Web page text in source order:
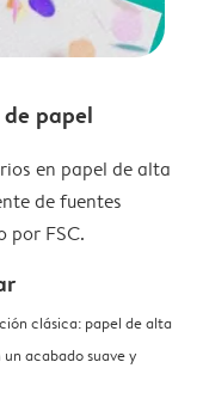
papel
en papel de alta
de fuentes
por FSC.
clásica: papel de alta
acabado suave y